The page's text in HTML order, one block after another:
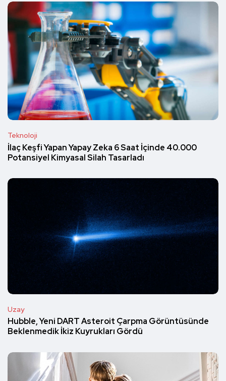
Teknoloji
İlaç Keşfi Yapan Yapay Zeka 6 Saat İçinde 40.000
Potansiyel Kimyasal Silah Tasarladı
Uzay
Hubble, Yeni DART Asteroit Çarpma Görüntüsünde
Beklenmedik İkiz Kuyrukları Gördü